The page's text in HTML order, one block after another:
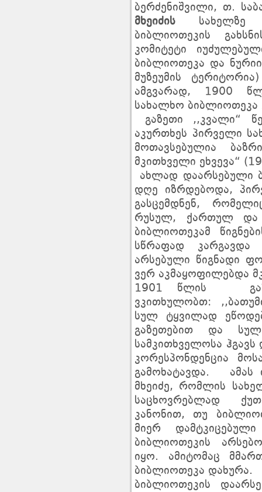
ბერძენიშვილი, თ.
მხეიძის სახელზე
ბიბლიოთეკის
კომიტეტი
ბიბლიოთეკა და
მუზეუმის
ამგვარად, 1900
სახალხო ბიბლიოთეკა
გაზეთი ,,კვალი“
აკურთხეს პირველი
მოთავსებულია
მკითხველი ეხვევა“
ახლად დაარსებული
დღე იზრდებოდა,
გასცემდნენ,
რუსულ, ქართულ და
ბიბლიოთეკამ
სწრაფად კარგავდა
არსებული წიგნადი
ვერ აკმაყოფილებდა
1901 წლის
ვკითხულობთ:
სულ ტყვილად
გაზეთებით და
სამკითხველოსა
კორესპონდენცია
გამოხატავდა. ამას
მხეიძე, რომლის
საცხოვრებლად
კანონით, თუ
მიერ
ბიბლიოთეკის
იყო. ამიტომაც
ბიბლიოთეკა
ბიბლიოთეკის